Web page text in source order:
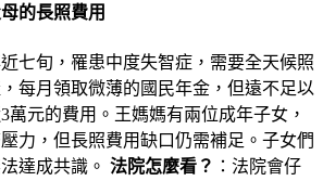
的長照費用
近七旬，罹患中度失智症，需要全天候照
每月領取微薄的國民年金，但遠不足以
萬元的費用。王媽媽有兩位成年子女，
力，但長照費用缺口仍需補足。子女們
達成共識。 法院怎麼看？ ：法院會仔